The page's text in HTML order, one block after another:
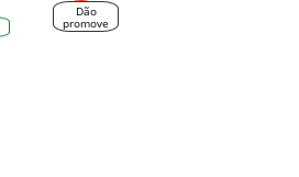
Dão
promove
conferência